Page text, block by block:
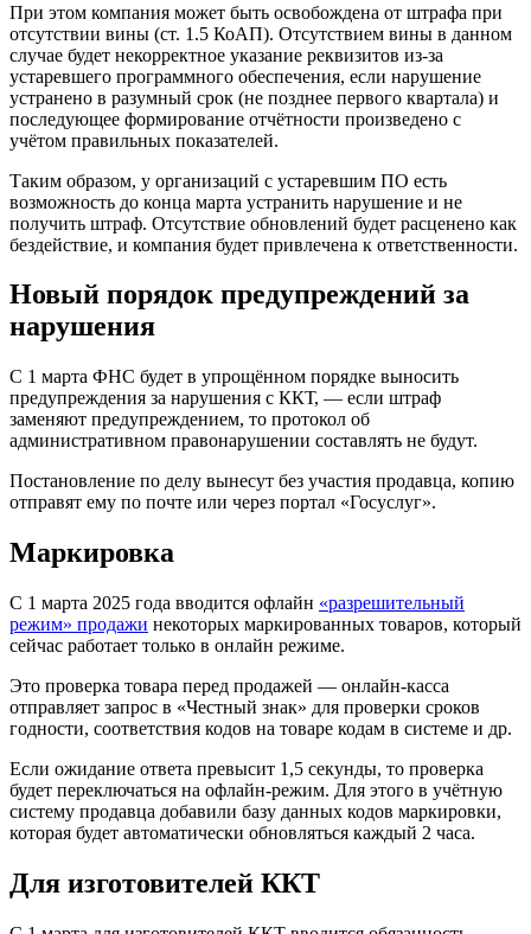
При этом компания может быть освобождена от штрафа при
отсутствии вины (ст. 1.5 КоАП). Отсутствием вины в данном
случае будет некорректное указание реквизитов из-за
устаревшего программного обеспечения, если нарушение
устранено в разумный срок (не позднее первого квартала) и
последующее формирование отчётности произведено с
учётом правильных показателей.
Таким образом, у организаций с устаревшим ПО есть
возможность до конца марта устранить нарушение и не
получить штраф. Отсутствие обновлений будет расценено как
бездействие, и компания будет привлечена к ответственности.
Новый порядок предупреждений за
нарушения
С 1 марта ФНС будет в упрощённом порядке выносить
предупреждения за нарушения с ККТ, — если штраф
заменяют предупреждением, то протокол об
административном правонарушении составлять не будут.
Постановление по делу вынесут без участия продавца, копию
отправят ему по почте или через портал «Госуслуг».
Маркировка
С 1 марта 2025 года вводится офлайн «разрешительный
режим» продажи некоторых маркированных товаров, который
сейчас работает только в онлайн режиме.
Это проверка товара перед продажей — онлайн-касса
отправляет запрос в «Честный знак» для проверки сроков
годности, соответствия кодов на товаре кодам в системе и др.
Если ожидание ответа превысит 1,5 секунды, то проверка
будет переключаться на офлайн-режим. Для этого в учётную
систему продавца добавили базу данных кодов маркировки,
которая будет автоматически обновляться каждый 2 часа.
Для изготовителей ККТ